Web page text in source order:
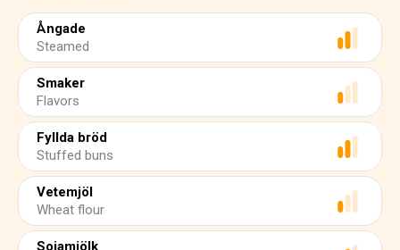
Ångade
Steamed
Smaker
Flavors
Fyllda bröd
Stuffed buns
Vetemjöl
Wheat flour
Sojamjölk